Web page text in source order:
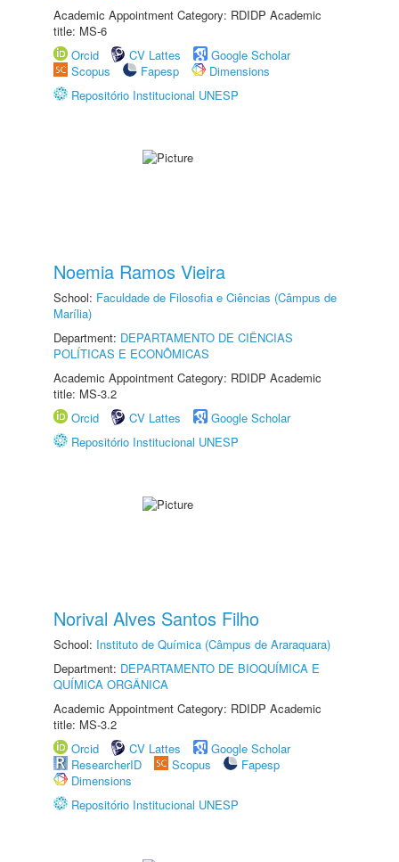
Academic Appointment Category: RDIDP Academic
title: MS-6
Orcid
CV Lattes
Google Scholar
Scopus
Fapesp
Dimensions
Repositório Institucional UNESP
Noemia Ramos Vieira
School: Faculdade de Filosofia e Ciências (Câmpus de
Marília)
Department: DEPARTAMENTO DE CIÊNCIAS
POLÍTICAS E ECONÔMICAS
Academic Appointment Category: RDIDP Academic
title: MS-3.2
Orcid
CV Lattes
Google Scholar
Repositório Institucional UNESP
Norival Alves Santos Filho
School: Instituto de Química (Câmpus de Araraquara)
Department: DEPARTAMENTO DE BIOQUÍMICA E
QUÍMICA ORGÂNICA
Academic Appointment Category: RDIDP Academic
title: MS-3.2
Orcid
CV Lattes
Google Scholar
ResearcherID
Scopus
Fapesp
Dimensions
Repositório Institucional UNESP